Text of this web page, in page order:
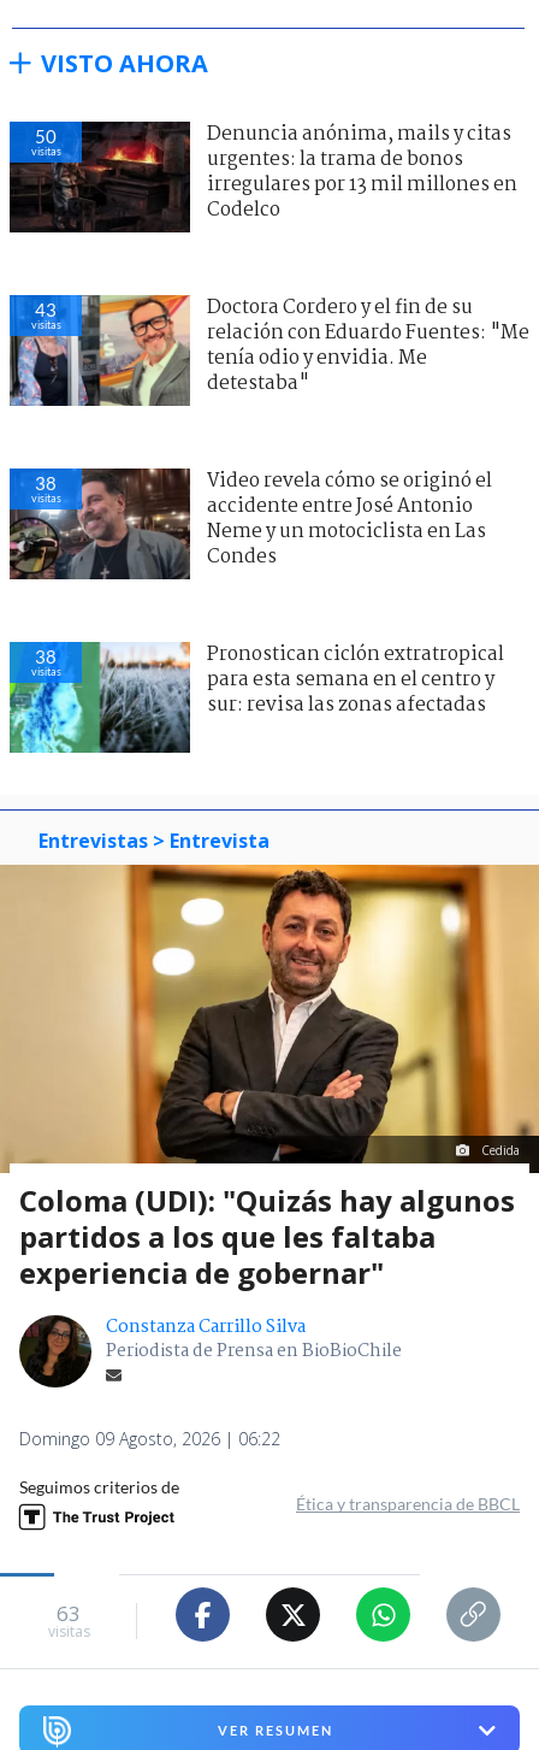
VISTO AHORA
50
visitas
Denuncia anónima, mails y citas
urgentes: la trama de bonos
irregulares por 13 mil millones en
Codelco
43
visitas
Doctora Cordero y el fin de su
relación con Eduardo Fuentes: "Me
tenía odio y envidia. Me
detestaba"
38
visitas
Video revela cómo se originó el
accidente entre José Antonio
Neme y un motociclista en Las
Condes
38
visitas
Pronostican ciclón extratropical
para esta semana en el centro y
sur: revisa las zonas afectadas
Entrevistas > Entrevista
Cedida
Coloma (UDI): "Quizás hay algunos
partidos a los que les faltaba
experiencia de gobernar"
Constanza Carrillo Silva
Periodista de Prensa en BioBioChile
Domingo 09 Agosto, 2026 | 06:22
Seguimos criterios de
Ética y transparencia de BBCL
63
visitas
VER RESUMEN